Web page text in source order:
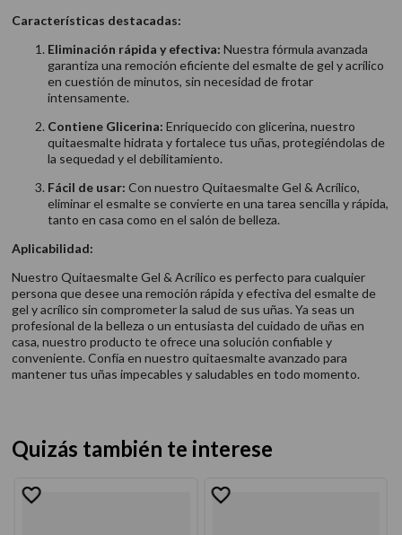
Características destacadas:
Eliminación rápida y efectiva: Nuestra fórmula avanzada
garantiza una remoción eficiente del esmalte de gel y acrílico
en cuestión de minutos, sin necesidad de frotar
intensamente.
Contiene Glicerina: Enriquecido con glicerina, nuestro
quitaesmalte hidrata y fortalece tus uñas, protegiéndolas de
la sequedad y el debilitamiento.
Fácil de usar: Con nuestro Quitaesmalte Gel & Acrílico,
eliminar el esmalte se convierte en una tarea sencilla y rápida,
tanto en casa como en el salón de belleza.
Aplicabilidad:
Nuestro Quitaesmalte Gel & Acrílico es perfecto para cualquier
persona que desee una remoción rápida y efectiva del esmalte de
gel y acrílico sin comprometer la salud de sus uñas. Ya seas un
profesional de la belleza o un entusiasta del cuidado de uñas en
casa, nuestro producto te ofrece una solución confiable y
conveniente. Confía en nuestro quitaesmalte avanzado para
mantener tus uñas impecables y saludables en todo momento.
Quizás también te interese